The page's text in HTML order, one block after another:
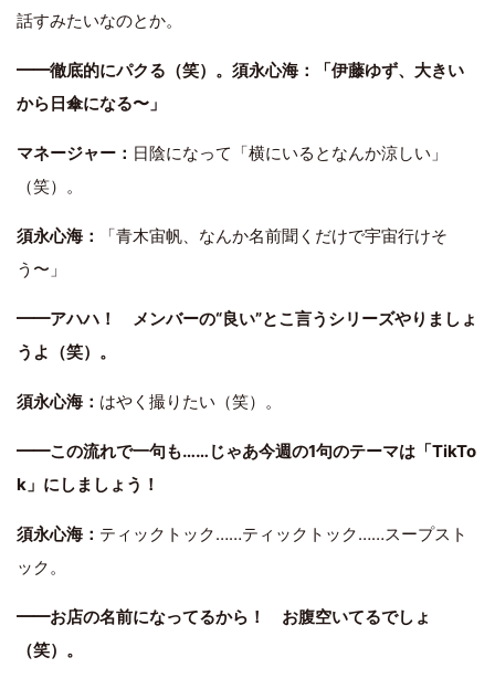
話すみたいなのとか。
━━徹底的にパクる（笑）。須永心海：「伊藤ゆず、大きい
から日傘になる〜」
マネージャー： 日陰になって「横にいるとなんか涼しい」
（笑）。
須永心海：
「青木宙帆、なんか名前聞くだけで宇宙行けそ
う〜」
━━アハハ！ メンバーの“良い”とこ言うシリーズやりましょ
うよ（笑）。
須永心海： はやく撮りたい（笑）。
━━この流れで一句も……じゃあ今週の1句のテーマは「TikTo
k」にしましょう！
須永心海： ティックトック……ティックトック……スープスト
ック。
━━お店の名前になってるから！ お腹空いてるでしょ
（笑）。